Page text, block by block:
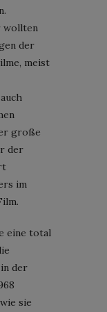
wollten
der
meist
große
der
im
eine total
der
sie